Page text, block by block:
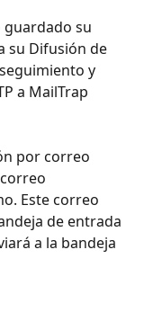
guardado su
su Difusión de
y
a MailTrap
por correo
Este correo
de entrada
a la bandeja